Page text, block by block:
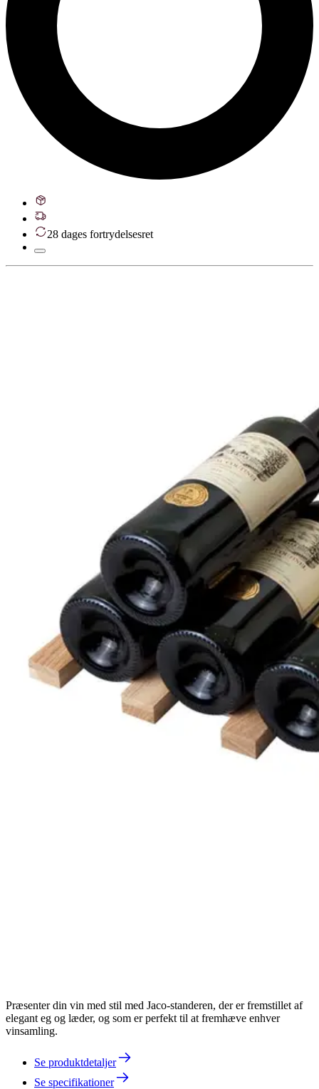
28 dages fortrydelsesret
Præsenter din vin med stil med Jaco-standeren, der er fremstillet af
elegant eg og læder, og som er perfekt til at fremhæve enhver
vinsamling.
Se produktdetaljer
Se specifikationer